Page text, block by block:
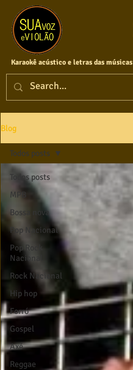
Karaokê acústico e letras das músicas
Blog
Todos posts
MPB
Bossa nova
Pop Nacional
Pop Rock
Nacional
Rock Nacional
Hip hop
Forró
Gospel
Axé
Reggae
Todos posts